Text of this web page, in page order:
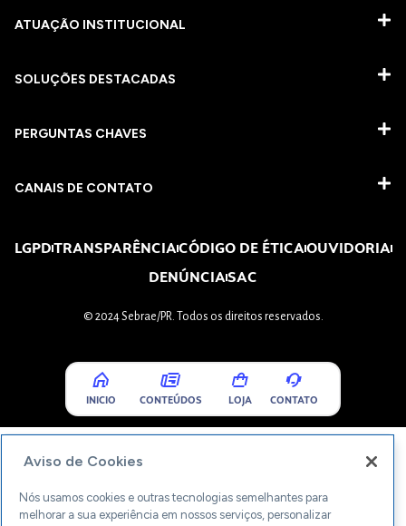
ATUAÇÃO INSTITUCIONAL
SOLUÇÕES DESTACADAS
PERGUNTAS CHAVES​
CANAIS DE CONTATO
LGPDTRANSPARÊNCIACÓDIGO DE ÉTICAOUVIDORIA
DENÚNCIASAC
© 2024 Sebrae/PR. Todos os direitos reservados.
INICIO CONTEÚDOS LOJA CONTATO
Aviso de Cookies
Nós usamos cookies e outras tecnologias semelhantes para
melhorar a sua experiência em nossos serviços, personalizar